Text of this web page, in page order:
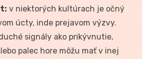
v niektorých kultúrach je očný
úcty, inde prejavom výzvy.
signály ako prikývnutie,
palec hore môžu mať v inej